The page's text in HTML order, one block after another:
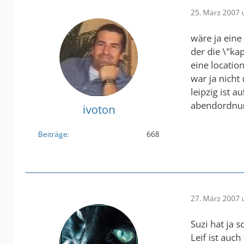
ivoton
Beiträge 668
25. März 2007
wäre ja
der die
eine
war ja nicht
leipzig ist
27. März 2007
Suzi hat ja
Leif ist